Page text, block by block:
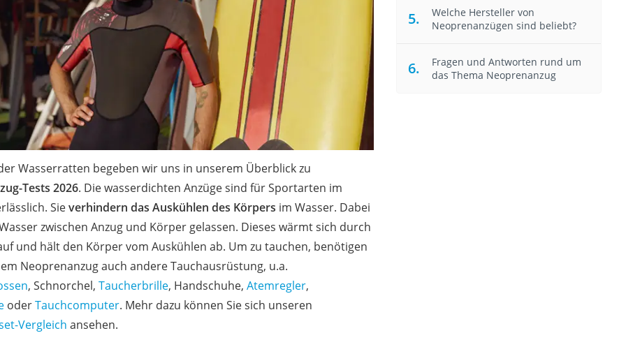
Wasserratten begeben wir uns in unserem Überblick zu
Tests 2026. Die wasserdichten Anzüge sind für Sportarten im
Sieverhindern das Auskühlen des Körpers im Wasser. Dabei
zwischen Anzug und Körper gelassen. Dieses wärmt sich durch
und hält den Körper vom Auskühlen ab. Um zu tauchen, benötigen
Neoprenanzug auch andere Tauchausrüstung, u.a.
, Schnorchel,Taucherbrille, Handschuhe,Atemregler,
oderTauchcomputer. Mehr dazu können Sie sich unseren
Vergleich ansehen.
Welche Hersteller von
Neoprenanzügen sind beliebt?
Fragen und Antworten rund um
das Thema Neoprenanzug